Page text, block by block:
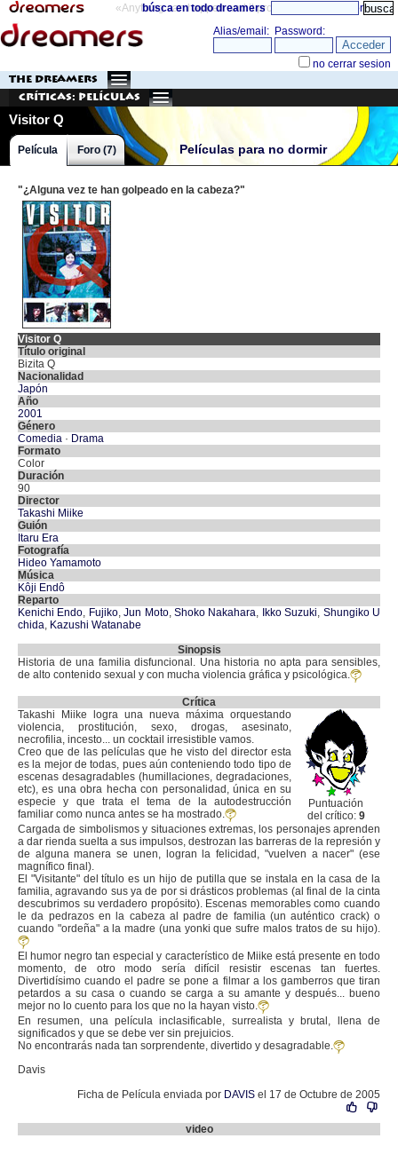
«Anything can happen and it probably will» directorio
búsca en todo dreamers
THE DREAMERS
Críticas: Películas
Visitor Q
Películas para no dormir
Película Foro (7)
"¿Alguna vez te han golpeado en la cabeza?"
Visitor Q
Título original
Bizita Q
Nacionalidad
Japón
Año
2001
Género
Comedia · Drama
Formato
Color
Duración
90
Director
Takashi Miike
Guión
Itaru Era
Fotografía
Hideo Yamamoto
Música
Kôji Endô
Reparto
Kenichi Endo, Fujiko,Jun Moto,Shoko Nakahara, Ikko Suzuki, Shungiko U
chida, Kazushi Watanabe
Sinopsis
Historia de una familia disfuncional. Una historia no apta para sensibles,
de alto contenido sexual y con mucha violencia gráfica y psicológica.
Crítica
Puntuación
del crítico: 9
Takashi Miike logra una nueva máxima orquestando
violencia, prostitución, sexo, drogas, asesinato,
necrofilia, incesto... un cocktail irresistible vamos.
Creo que de las películas que he visto del director esta
es la mejor de todas, pues aún conteniendo todo tipo de
escenas desagradables (humillaciones, degradaciones,
etc), es una obra hecha con personalidad, única en su
especie y que trata el tema de la autodestrucción
familiar como nunca antes se ha mostrado.
Cargada de simbolismos y situaciones extremas, los personajes aprenden
a dar rienda suelta a sus impulsos, destrozan las barreras de la represión y
de alguna manera se unen, logran la felicidad, "vuelven a nacer" (ese
magnífico final).
El "Visitante" del título es un hijo de putilla que se instala en la casa de la
familia, agravando sus ya de por si drásticos problemas (al final de la cinta
descubrimos su verdadero propósito). Escenas memorables como cuando
le da pedrazos en la cabeza al padre de familia (un auténtico crack) o
cuando "ordeña" a la madre (una yonki que sufre malos tratos de su hijo).
El humor negro tan especial y característico de Miike está presente en todo
momento, de otro modo sería difícil resistir escenas tan fuertes.
Divertidísimo cuando el padre se pone a filmar a los gamberros que tiran
petardos a su casa o cuando se carga a su amante y después... bueno
mejor no lo cuento para los que no la hayan visto.
En resumen, una película inclasificable, surrealista y brutal, llena de
significados y que se debe ver sin prejuicios.
No encontrarás nada tan sorprendente, divertido y desagradable.
Davis
Ficha de Película enviada por DAVIS el 17 de Octubre de 2005
video